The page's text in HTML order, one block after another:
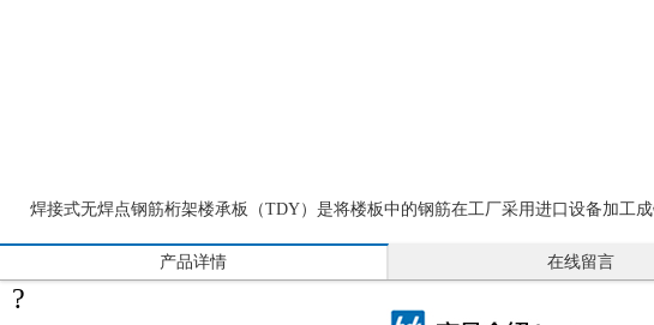
焊接式无焊点钢筋桁架楼承板（TDY）是将楼板中的钢筋在工厂采用进口设备加工
产品详情 在线留言
?